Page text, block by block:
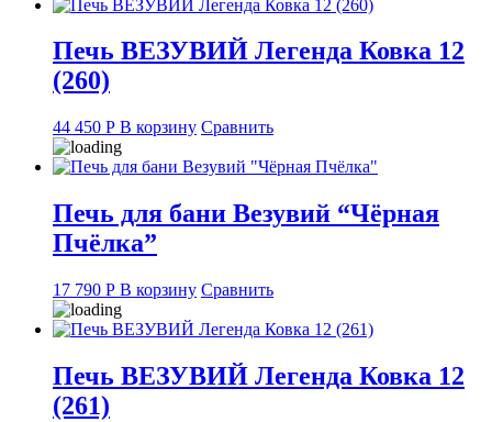
Печь ВЕЗУВИЙ Легенда Ковка 12
(260)
44 450 Р В корзину Сравнить
Печь для бани Везувий “Чёрная
Пчёлка”
17 790 Р В корзину Сравнить
Печь ВЕЗУВИЙ Легенда Ковка 12
(261)